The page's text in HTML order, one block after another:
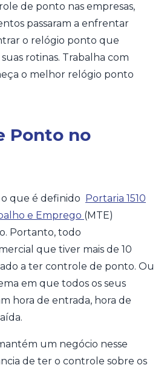
de ponto nas empresas,
passaram a enfrentar
o relógio ponto que
rotinas. Trabalha com
o melhor relógio ponto
Ponto no
o que é definido
Portaria 1510
e Emprego (MTE)
Portanto, todo
que tiver mais de 10
a ter controle de ponto. Ou
em que todos os seus
hora de entrada, hora de
um negócio nesse
de ter o controle sobre os